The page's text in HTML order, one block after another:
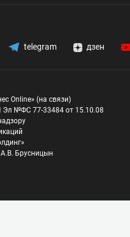
telegram дзен
Online» (на связи)
Эл №ФС 77-33484 от 15.10.08
Брусницын